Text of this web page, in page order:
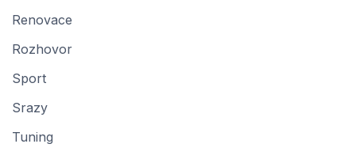
Renovace
Rozhovor
Sport
Srazy
Tuning